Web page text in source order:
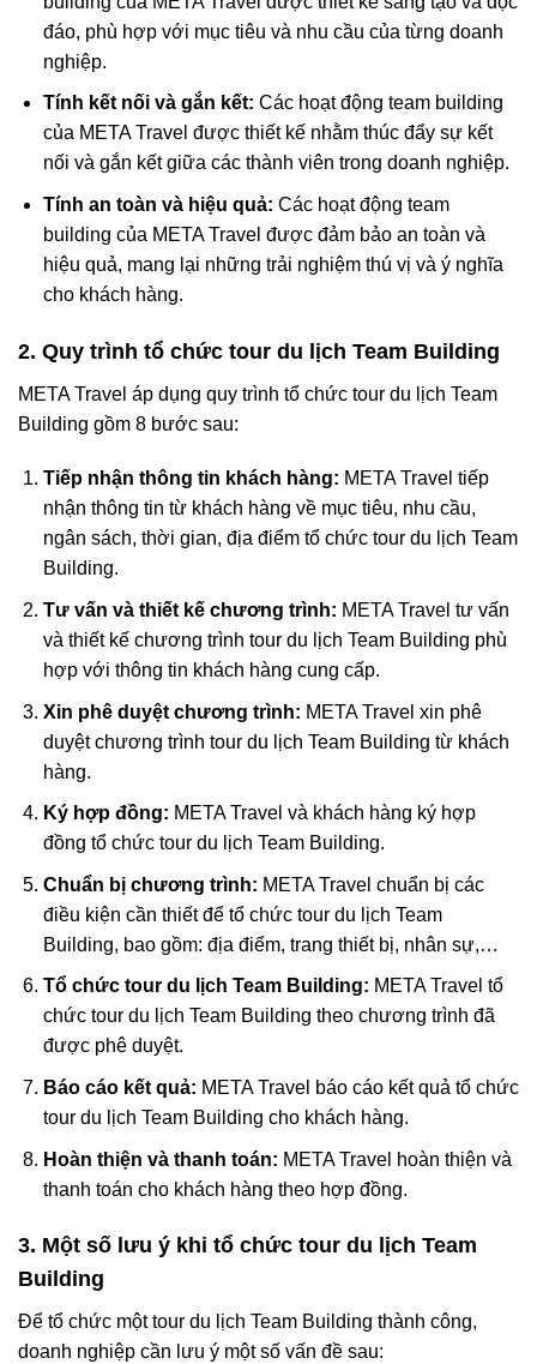
đáo, phù hợp với mục tiêu và nhu cầu của từng doanh
nghiệp.
Tính kết nối và gắn kết: Các hoạt động team building
của META Travel được thiết kế nhằm thúc đẩy sự kết
nối và gắn kết giữa các thành viên trong doanh nghiệp.
Tính an toàn và hiệu quả: Các hoạt động team
building của META Travel được đảm bảo an toàn và
hiệu quả, mang lại những trải nghiệm thú vị và ý nghĩa
cho khách hàng.
2. Quy trình tổ chức tour du lịch Team Building
META Travel áp dụng quy trình tổ chức tour du lịch Team
Building gồm 8 bước sau:
Tiếp nhận thông tin khách hàng: META Travel tiếp
nhận thông tin từ khách hàng về mục tiêu, nhu cầu,
ngân sách, thời gian, địa điểm tổ chức tour du lịch Team
Building.
Tư vấn và thiết kế chương trình: META Travel tư vấn
và thiết kế chương trình tour du lịch Team Building phù
hợp với thông tin khách hàng cung cấp.
Xin phê duyệt chương trình: META Travel xin phê
duyệt chương trình tour du lịch Team Building từ khách
hàng.
Ký hợp đồng: META Travel và khách hàng ký hợp
đồng tổ chức tour du lịch Team Building.
Chuẩn bị chương trình: META Travel chuẩn bị các
điều kiện cần thiết để tổ chức tour du lịch Team
Building, bao gồm: địa điểm, trang thiết bị, nhân sự,…
Tổ chức tour du lịch Team Building: META Travel tổ
chức tour du lịch Team Building theo chương trình đã
được phê duyệt.
Báo cáo kết quả: META Travel báo cáo kết quả tổ chức
tour du lịch Team Building cho khách hàng.
Hoàn thiện và thanh toán: META Travel hoàn thiện và
thanh toán cho khách hàng theo hợp đồng.
3. Một số lưu ý khi tổ chức tour du lịch Team
Building
Để tổ chức một tour du lịch Team Building thành công,
doanh nghiệp cần lưu ý một số vấn đề sau: